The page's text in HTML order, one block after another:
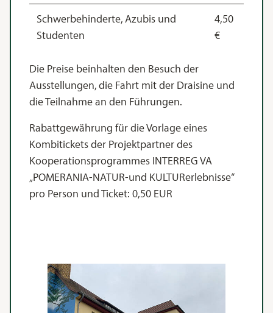
Schwerbehinderte, Azubis und
Studenten
4,50
€
Die Preise beinhalten den Besuch der
Ausstellungen, die Fahrt mit der Draisine und
die Teilnahme an den Führungen.
Rabattgewährung für die Vorlage eines
Kombitickets der Projektpartner des
Kooperationsprogrammes INTERREG VA
„POMERANIA-NATUR-und KULTURerlebnisse“
pro Person und Ticket: 0,50 EUR